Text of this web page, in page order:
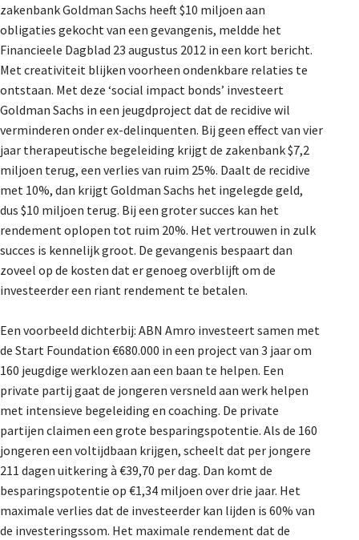
zakenbank Goldman Sachs heeft $10 miljoen aan
obligaties gekocht van een gevangenis, meldde het
Financieele Dagblad 23 augustus 2012 in een kort bericht.
Met creativiteit blijken voorheen ondenkbare relaties te
ontstaan. Met deze ‘social impact bonds’ investeert
Goldman Sachs in een jeugdproject dat de recidive wil
verminderen onder ex-delinquenten. Bij geen effect van vier
jaar therapeutische begeleiding krijgt de zakenbank $7,2
miljoen terug, een verlies van ruim 25%. Daalt de recidive
met 10%, dan krijgt Goldman Sachs het ingelegde geld,
dus $10 miljoen terug. Bij een groter succes kan het
rendement oplopen tot ruim 20%. Het vertrouwen in zulk
succes is kennelijk groot. De gevangenis bespaart dan
zoveel op de kosten dat er genoeg overblijft om de
investeerder een riant rendement te betalen.
Een voorbeeld dichterbij: ABN Amro investeert samen met
de Start Foundation €680.000 in een project van 3 jaar om
160 jeugdige werklozen aan een baan te helpen. Een
private partij gaat de jongeren versneld aan werk helpen
met intensieve begeleiding en coaching. De private
partijen claimen een grote besparingspotentie. Als de 160
jongeren een voltijdbaan krijgen, scheelt dat per jongere
211 dagen uitkering à €39,70 per dag. Dan komt de
besparingspotentie op €1,34 miljoen over drie jaar. Het
maximale verlies dat de investeerder kan lijden is 60% van
de investeringssom. Het maximale rendement dat de